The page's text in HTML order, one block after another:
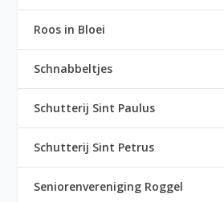
Roos in Bloei
Schnabbeltjes
Schutterij Sint Paulus
Schutterij Sint Petrus
Seniorenvereniging Roggel